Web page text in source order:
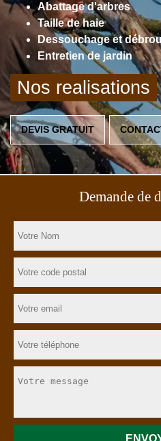
Abattage d'arbres
Taille de haie
Dessouchage et
Entretien de jardin
Nos realisations
DEVIS GRATUIT
Demande de